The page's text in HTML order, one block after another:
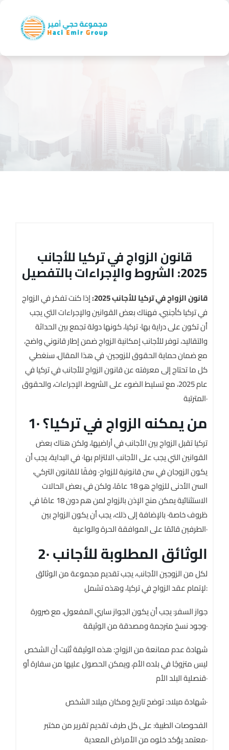
قانون الزواج في تركيا للأجانب
2025: الشروط والإجراءات بالتفصيل
قانون الزواج في تركيا للأجانب 2025:
إذا كنت تفكر في الزواج
في تركيا كأجنبي، فهناك بعض القوانين والإجراءات التي يجب
أن تكون على دراية بها· تركيا، كونها دولة تجمع بين الحداثة
والتقاليد، توفر للأجانب إمكانية الزواج ضمن إطار قانوني واضح،
مع ضمان حماية الحقوق للزوجين· في هذا المقال، سنغطي
كل ما تحتاج إلى معرفته عن قانون الزواج للأجانب في تركيا في
عام 2025، مع تسليط الضوء على الشروط، الإجراءات، والحقوق
المترتبة·
1· من يمكنه الزواج في تركيا؟
تركيا تقبل الزواج بين الأجانب في أراضيها، ولكن هناك بعض
القوانين التي يجب على الأجانب الالتزام بها· في البداية، يجب أن
يكون الزوجان في سن قانونية للزواج· وفقًا للقانون التركي،
السن الأدنى للزواج هو 18 عامًا، ولكن في بعض الحالات
الاستثنائية يمكن منح الإذن بالزواج لمن هم دون 18 عامًا في
ظروف خاصة· بالإضافة إلى ذلك، يجب أن يكون الزواج بين
الطرفين قائمًا على الموافقة الحرة والواعية·
2· الوثائق المطلوبة للأجانب
لكل من الزوجين الأجانب، يجب تقديم مجموعة من الوثائق
لإتمام عقد الزواج في تركيا، وهذه تشمل:
جواز السفر: يجب أن يكون الجواز ساري المفعول، مع ضرورة
وجود نسخ مترجمة ومصدقة من الوثيقة·
شهادة عدم ممانعة من الزواج: هذه الوثيقة تُثبت أن الشخص
ليس متزوجًا في بلده الأم، ويمكن الحصول عليها من سفارة أو
قنصلية البلد الأم·
شهادة ميلاد: توضح تاريخ ومكان ميلاد الشخص·
الفحوصات الطبية: على كل طرف تقديم تقرير من مختبر
معتمد يؤكد خلوه من الأمراض المعدية·